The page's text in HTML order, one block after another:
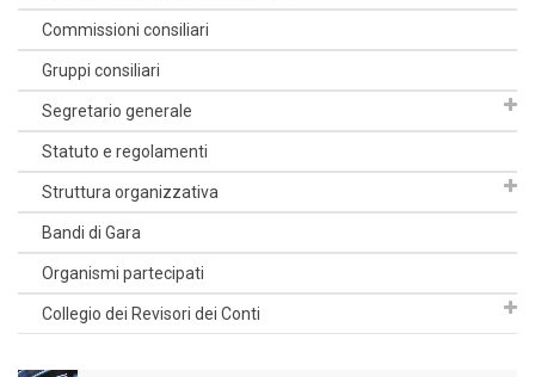
Commissioni consiliari
Gruppi consiliari
Segretario generale
Statuto e regolamenti
Struttura organizzativa
Bandi di Gara
Organismi partecipati
Collegio dei Revisori dei Conti